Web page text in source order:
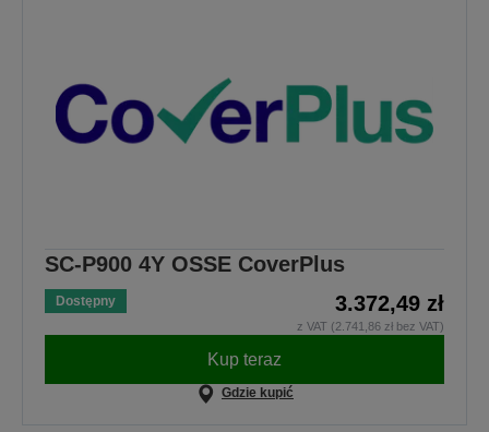
SC-P900 4Y OSSE CoverPlus
Dostępny 3.372,49 zł
z VAT (2.741,86 zł bez VAT)
Kup teraz
Gdzie kupić